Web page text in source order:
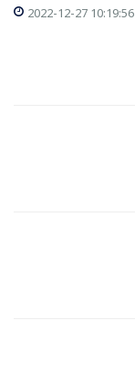
2022-12-27 10:19:56